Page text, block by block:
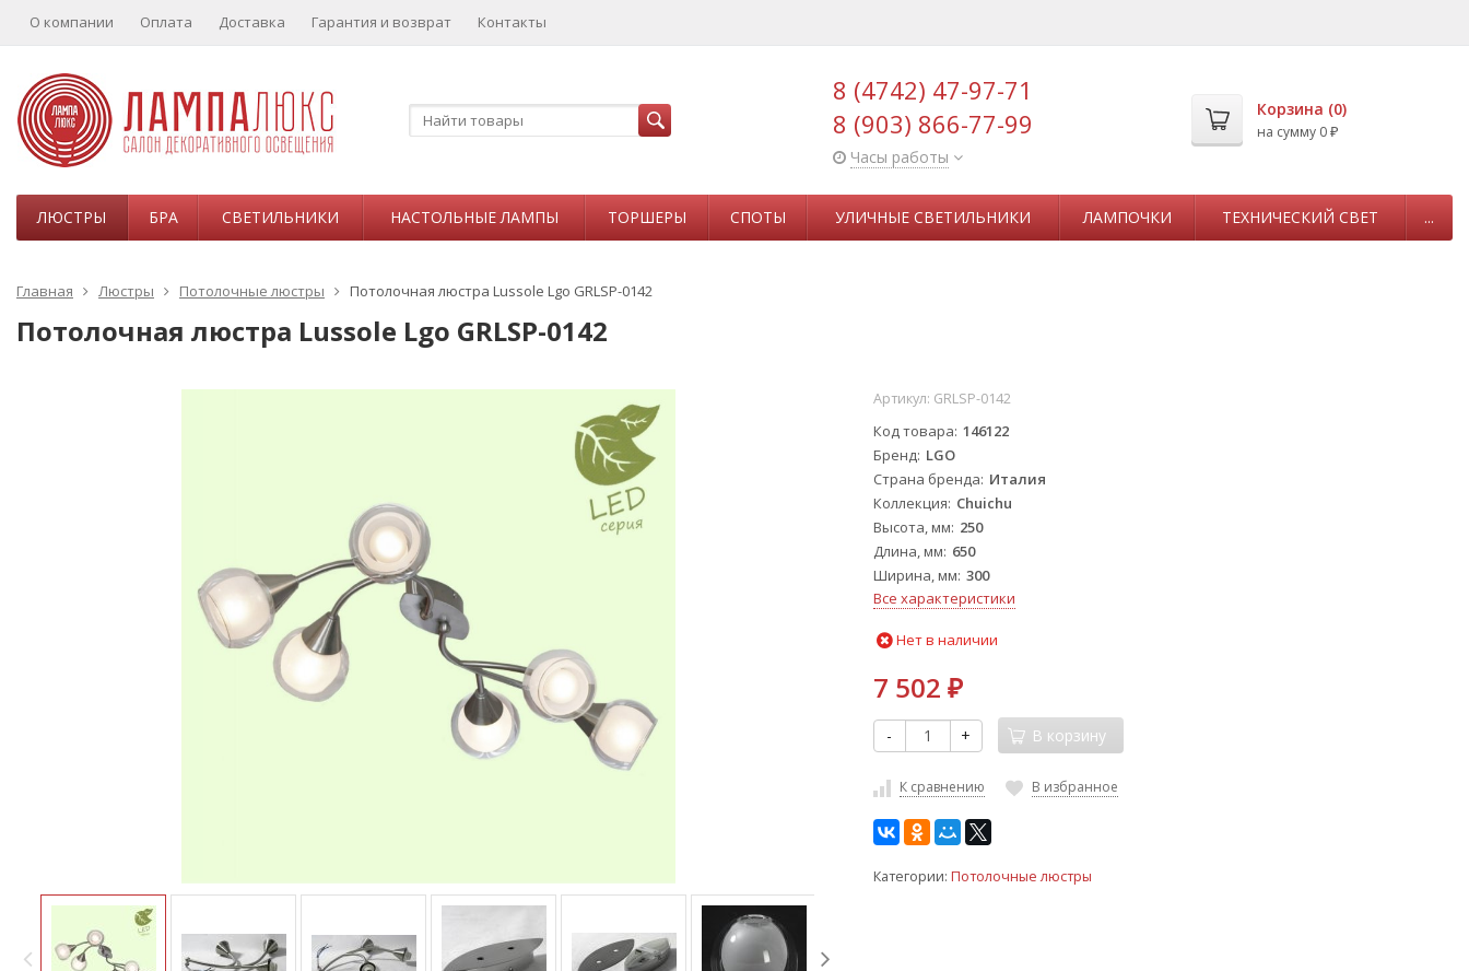
О компании Оплата Доставка Гарантия и возврат Контакты
8 (4742) 47-97-71
8 (903) 866-77-99
Часы работы
Корзина (0)
на сумму 0 ₽
ЛЮСТРЫ БРА СВЕТИЛЬНИКИ НАСТОЛЬНЫЕ ЛАМПЫ ТОРШЕРЫ СПОТЫ УЛИЧНЫЕ СВЕТИЛЬНИКИ ЛАМПОЧКИ ТЕХНИЧЕСКИЙ СВЕТ ...
Главная Люстры Потолочные люстры Потолочная люстра Lussole Lgo GRLSP-0142
Потолочная люстра Lussole Lgo GRLSP-0142
Артикул: GRLSP-0142
Код товара 146122
Бренд LGO
Страна бренда Италия
Коллекция Chuichu
Высота, мм 250
Длина, мм 650
Ширина, мм 300
Все характеристики
Нет в наличии
7 502 ₽
- + В корзину
К сравнению В избранное
Категории: Потолочные люстры